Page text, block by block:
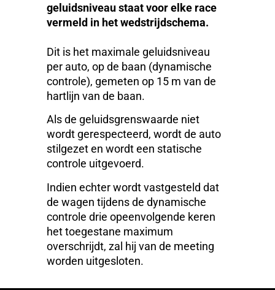
geluidsniveau staat voor elke race
vermeld in het wedstrijdschema.
Dit is het maximale geluidsniveau
per auto, op de baan (dynamische
controle), gemeten op 15 m van de
hartlijn van de baan.
Als de geluidsgrenswaarde niet
wordt gerespecteerd, wordt de auto
stilgezet en wordt een statische
controle uitgevoerd.
Indien echter wordt vastgesteld dat
de wagen tijdens de dynamische
controle drie opeenvolgende keren
het toegestane maximum
overschrijdt, zal hij van de meeting
worden uitgesloten.